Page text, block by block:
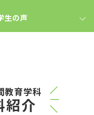
生の声
教育学科
紹介